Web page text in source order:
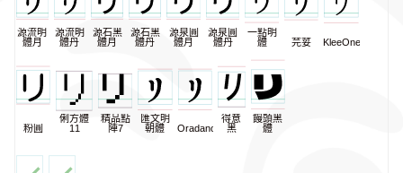
源流明
體月
源流明
體丹
源石黑
體月
源石黑
體丹
源泉圓
體月
源泉圓
體丹
一點明
體
芫荽 KleeOne
粉圓
俐方體
11
精品點
陣7
匯文明
朝體
Oradano
得意
黑
饅頭黑
體